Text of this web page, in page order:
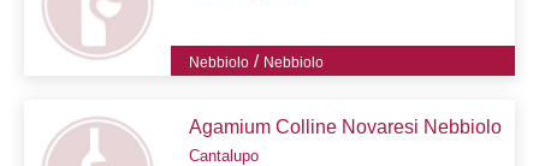
Nebbiolo / Nebbiolo
Agamium Colline Novaresi Nebbiolo
Cantalupo